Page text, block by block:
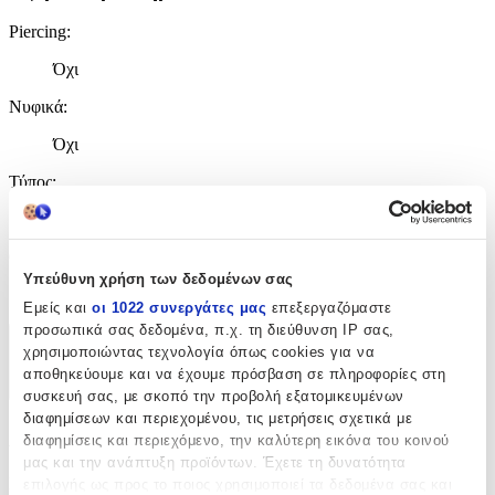
Υπεύθυνη χρήση των δεδομένων σας
Εμείς και οι 1022 συνεργάτες μας επεξεργαζόμαστε
προσωπικά σας δεδομένα, π.χ. τη διεύθυνση IP σας,
χρησιμοποιώντας τεχνολογία όπως cookies για να
αποθηκεύουμε και να έχουμε πρόσβαση σε πληροφορίες στη
συσκευή σας, με σκοπό την προβολή εξατομικευμένων
διαφημίσεων και περιεχομένου, τις μετρήσεις σχετικά με
διαφημίσεις και περιεχόμενο, την καλύτερη εικόνα του κοινού
μας και την ανάπτυξη προϊόντων. Έχετε τη δυνατότητα
Piercing:
Όχι
Νυφικά:
Όχι
Τύπος:
Χαρακτηριστικά
Χαρακτηριστικά